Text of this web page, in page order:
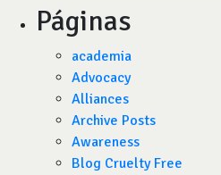
Páginas
academia
Advocacy
Alliances
Archive Posts
Awareness
Blog Cruelty Free